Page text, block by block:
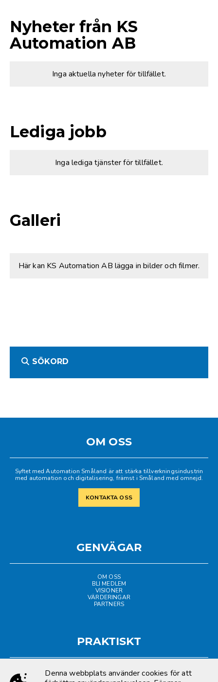
Nyheter från KS
Automation AB
Inga aktuella nyheter för tillfället.
Lediga jobb
Inga lediga tjänster för tillfället.
Galleri
Här kan KS Automation AB lägga in bilder och filmer.
SÖKORD
OM OSS
Syftet med Automation Småland är att stärka tillverkningsindustrin
med automation och digitalisering, främst i Småland med omnejd.
KONTAKTA OSS
GENVÄGAR
OM OSS
BLI MEDLEM
VISIONER
VÄRDERINGAR
PARTNERS
PRAKTISKT
LOGGA IN
Denna webbplats använder cookies för att